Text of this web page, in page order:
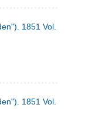
1851 Vol. 1 Nr. 10
1851 Vol. 1 Nr. 3